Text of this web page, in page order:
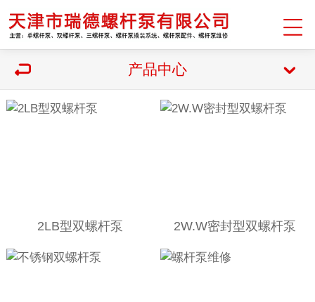
产品中心
2LB型双螺杆泵 2W.W密封型双螺杆泵